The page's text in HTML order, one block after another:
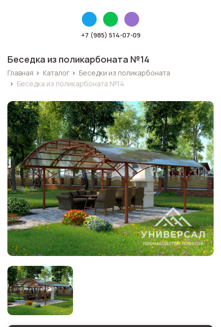
+7 (985) 514-07-09
Беседка из поликарбоната №14
Главная › Каталог › Беседки из поликарбоната
› Беседка из поликарбоната №14